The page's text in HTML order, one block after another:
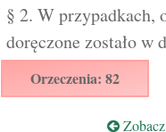
§ 2. W przypadkach,
doręczone zostało w
Orzeczenia: 82
Zobacz